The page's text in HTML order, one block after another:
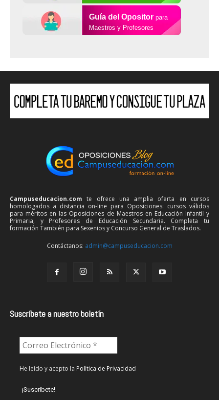
Guía del Opositor para
Maestros y Profesores
Campuseducacion.com te ofrece una amplia oferta en cursos
homologados a distancia on-line para Oposiciones: cursos válidos
para méritos en las Oposiciones de Maestros en Educación Infantil y
Primaria, y Profesores de Educación Secundaria. Completa tu
formación También para Sexenios y Concurso General de Traslados.
Contáctanos: admin@campuseducacion.com
Suscríbete a nuestro boletín
He leído y acepto la Política de Privacidad